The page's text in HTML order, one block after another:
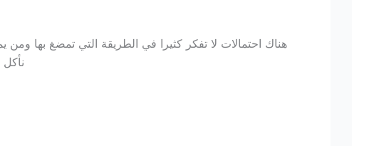
هناك احتمالات لا تفكر كثيرا في الطريقة التي تمضغ بها